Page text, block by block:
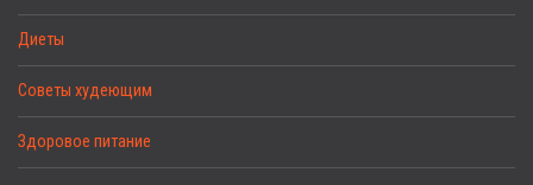
Диеты
Советы худеющим
Здоровое питание